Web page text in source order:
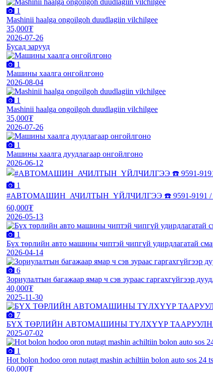
1
Mashinii haalga ongoilgoh duudlagiin vilchilgee
35,000₮
2026-07-26
Бусад зарууд
1
Машины хаалга онгойлгоно
2026-08-04
1
Mashinii haalga ongoilgoh duudlagiin vilchilgee
35,000₮
2026-07-26
1
Машины хаалга дуудлагаар онгойлгоно
2026-06-12
1
#АВТОМАШИН_АЧИЛТЫН_ҮЙЛЧИЛГЭЭ ☎️ 9591-9191 /
60,000₮
2026-05-13
1
Бүх төрлийн авто машины чиптэй чипгүй удирдлагатай
2026-04-14
6
Зориулалтын багажаар ямар ч сэв зураас гаргахгүйгээр
40,000₮
2025-11-30
7
БҮХ ТӨРЛИЙН АВТОМАШИНЫ ТҮЛХҮҮР
2025-07-02
1
Hot bolon hodoo oron nutagt mashin achiltiin bolon auto sos 24
60,000₮